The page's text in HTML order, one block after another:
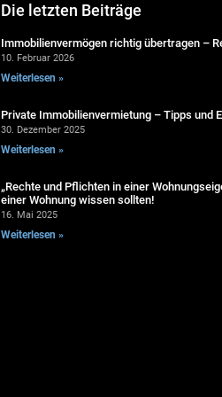
Die letzten Beiträge
Immobilienvermögen richtig übertragen –
10. Februar 2026
Weiterlesen »
Private Immobilienvermietung – Tipps und
30. Dezember 2025
Weiterlesen »
„Rechte und Pflichten in einer
einer Wohnung wissen sollten!
16. Mai 2025
Weiterlesen »